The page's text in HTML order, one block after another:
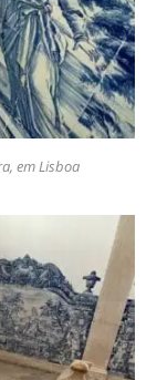
em Lisboa